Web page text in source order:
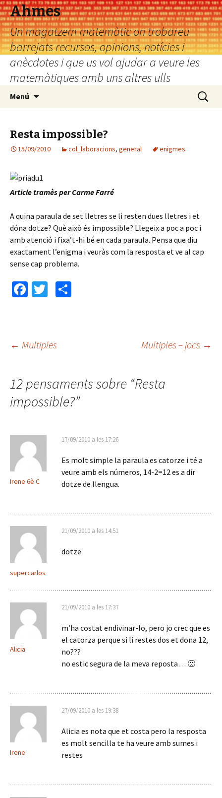
Ahmes
Un magatzem matemàtic on trobareu
barrejats recursos, opinions, notícies i
anècdotes i que us vol ajudar a veure les
matemàtiques amb uns altres ulls
Menú Cerca:
Resta impossible?
15/09/2010 col_laboracions, general enigmes
Article tramès per Carme Farré
A quina paraula de set lletres se li resten dues lletres i et
dóna dotze? Què això és impossible? Llegeix a poc a poc i
amb atenció i fixa’t-hi bé en cada paraula. Pensa que diu
exactament l’enigma i veuràs com la resposta et ve al cap
sense cap problema.
Fa
o
o
T
er
ix
pels
articles
← Multiples Multiples – jocs →
12 pensaments sobre “Resta
impossible?”
Irene 6è C
17/09/2010 a les 17:26
Es molt simple la paraula es catorze i té a
veure amb els números, 14-2=12 es a dir
dotze de llengua.
supercarlos
21/09/2010 a les 14:51
dotze
Alicia
21/09/2010 a les 17:37
m’ha costat endivinar-lo, pero jo crec que es
el catorza perque si li restes dos et dona 12,
no???
no estic segura de la meva reposta… 🙁
Irene
27/09/2010 a les 19:38
Alicia es nota que et costa pero la resposta
es molt sencilla te ha veure amb sumes i
restes